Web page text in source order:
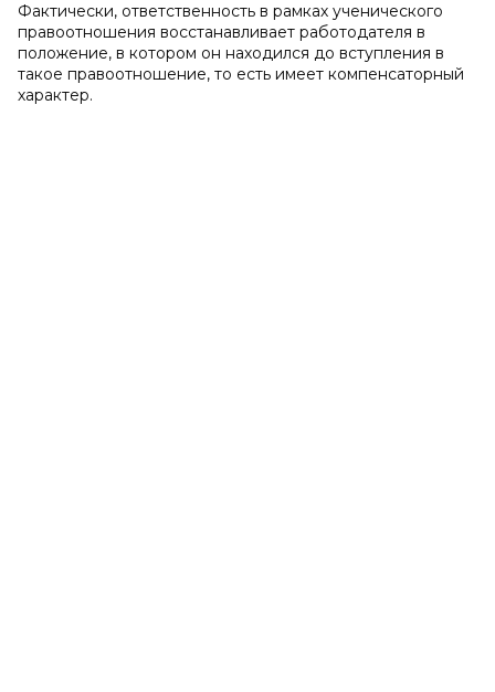
Фактически, ответственность в рамках ученического
правоотношения восстанавливает работодателя в
положение, в котором он находился до вступления в
такое правоотношение, то есть имеет компенсаторный
характер.